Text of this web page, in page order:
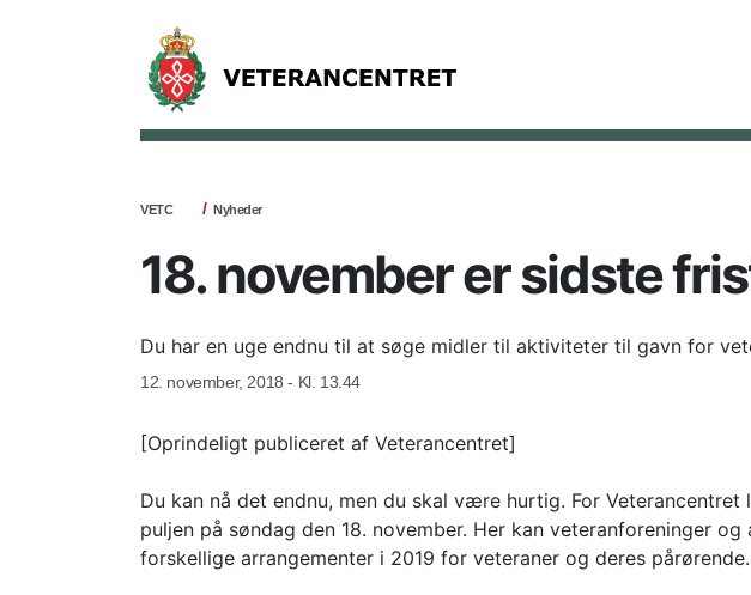
VETC Nyheder
18. november er sidste
Du har en uge endnu til at søge midler til aktiviteter til gavn for
12. november, 2018 - Kl. 13.44
[Oprindeligt publiceret af Veterancentret]
Du kan nå det endnu, men du skal være hurtig. For
puljen på søndag den 18. november. Her kan veteranforeninger
forskellige arrangementer i 2019 for veteraner og deres